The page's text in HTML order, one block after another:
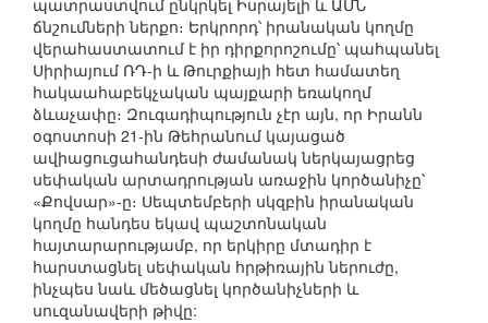
պատրաստվում ընկրկել Իսրայելի և ԱՄՆ
ճնշումների ներքո։ Երկրորդ՝ իրանական կողմը
վերահաստատում է իր դիրքորոշումը՝ պահպանել
Սիրիայում ՌԴ-ի և Թուրքիայի հետ համատեղ
հակաահաբեկչական պայքարի եռակողմ
ձևաչափը։ Զուգադիպություն չէր այն, որ Իրանն
օգոստոսի 21-ին Թեհրանում կայացած
ավիացուցահանդեսի ժամանակ ներկայացրեց
սեփական արտադրության առաջին կործանիչը՝
«Քովսար»-ը։ Սեպտեմբերի սկզբին իրանական
կողմը հանդես եկավ պաշտոնական
հայտարարությամբ, որ երկիրը մտադիր է
հարստացնել սեփական հրթիռային ներուժը,
ինչպես նաև մեծացնել կործանիչների և
սուզանավերի թիվը: